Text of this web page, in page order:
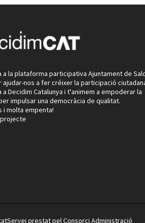
a la plataforma participativa Ajuntament de
ajudar-nos a fer créixer la participació
a Decidim Catalunya i t'animem a empoderar la
impulsar una democràcia de qualitat.
i molta empenta!
Servei prestat pel Consorci Administració